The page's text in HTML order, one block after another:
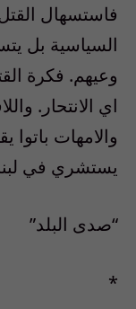
فاستسهال
السياسية بل
وعيهم. فكرة
اي الانتحار.
والامهات باتوا
يستشري في
“صدى البلد”
*